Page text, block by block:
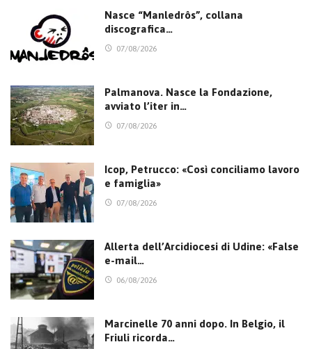
Nasce “Manledrôs”, collana
discografica…
07/08/2026
Palmanova. Nasce la Fondazione,
avviato l’iter in…
07/08/2026
Icop, Petrucco: «Così conciliamo lavoro
e famiglia»
07/08/2026
Allerta dell’Arcidiocesi di Udine: «False
e-mail…
06/08/2026
Marcinelle 70 anni dopo. In Belgio, il
Friuli ricorda…